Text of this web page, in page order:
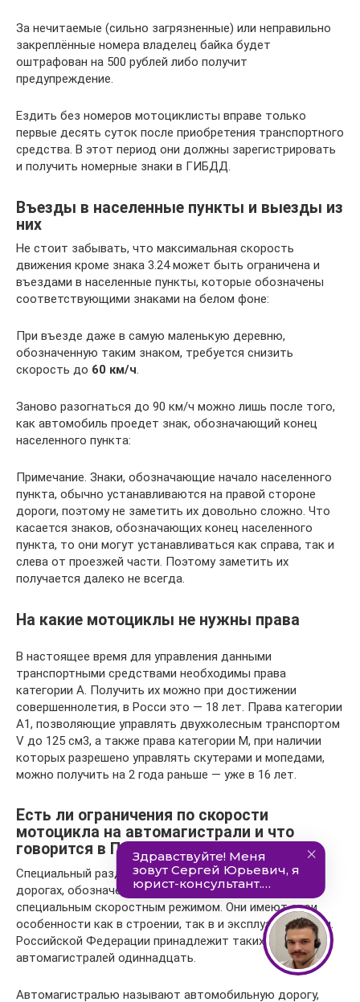
За нечитаемые (сильно загрязненные) или неправильно
закреплённые номера владелец байка будет
оштрафован на 500 рублей либо получит
предупреждение.
Ездить без номеров мотоциклисты вправе только
первые десять суток после приобретения транспортного
средства. В этот период они должны зарегистрировать
и получить номерные знаки в ГИБДД.
Въезды в населенные пункты и выезды из
них
Не стоит забывать, что максимальная скорость
движения кроме знака 3.24 может быть ограничена и
въездами в населенные пункты, которые обозначены
соответствующими знаками на белом фоне:
При въезде даже в самую маленькую деревню,
обозначенную таким знаком, требуется снизить
скорость до 60 км/ч.
Заново разогнаться до 90 км/ч можно лишь после того,
как автомобиль проедет знак, обозначающий конец
населенного пункта:
Примечание. Знаки, обозначающие начало населенного
пункта, обычно устанавливаются на правой стороне
дороги, поэтому не заметить их довольно сложно. Что
касается знаков, обозначающих конец населенного
пункта, то они могут устанавливаться как справа, так и
слева от проезжей части. Поэтому заметить их
получается далеко не всегда.
На какие мотоциклы не нужны права
В настоящее время для управления данными
транспортными средствами необходимы права
категории А. Получить их можно при достижении
совершеннолетия, в Росси это — 18 лет. Права категории
А1, позволяющие управлять двухколесным транспортом
V до 125 см3, а также права категории М, при наличии
которых разрешено управлять скутерами и мопедами,
можно получить на 2 года раньше — уже в 16 лет.
Есть ли ограничения по скорости
мотоцикла на автомагистрали и что
говорится в ПДД?
Специальный раздел в ПДД описывает поведение на
дорогах, обозначенных знаком «5.1». Это дороги со
специальным скоростным режимом. Они имеют свои
особенности как в строении, так в и эксплуатировании.
Российской Федерации принадлежит таких
автомагистралей одиннадцать.
Автомагистралью называют автомобильную дорогу,